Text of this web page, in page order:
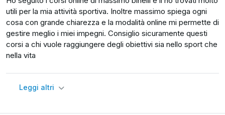
utili per la mia attività sportiva. Inoltre massimo spiega ogni
cosa con grande chiarezza e la modalità online mi permette di
gestire meglio i miei impegni. Consiglio sicuramente questi
corsi a chi vuole raggiungere degli obiettivi sia nello sport che
nella vita
Leggi altri